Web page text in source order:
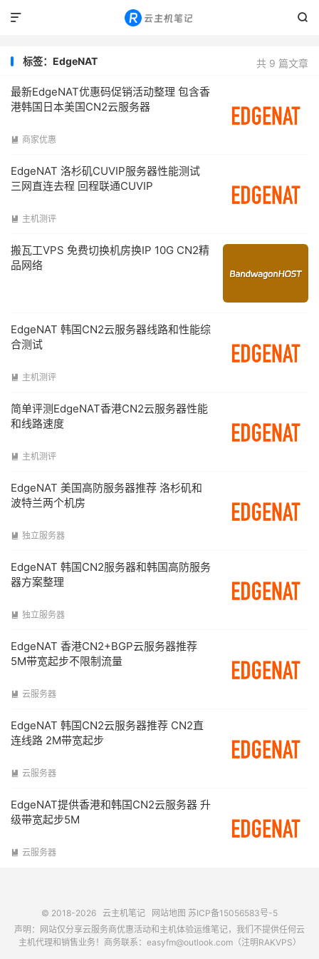


共 9 篇文章
标签：EdgeNAT
最新EdgeNAT优惠码促销活动整理 包含香
港韩国日本美国CN2云服务器
 商家优惠
EdgeNAT 洛杉矶CUVIP服务器性能测试
三网直连去程 回程联通CUVIP
 主机测评
搬瓦工VPS 免费切换机房换IP 10G CN2精
品网络
EdgeNAT 韩国CN2云服务器线路和性能综
合测试
 主机测评
简单评测EdgeNAT香港CN2云服务器性能
和线路速度
 主机测评
EdgeNAT 美国高防服务器推荐 洛杉矶和
波特兰两个机房
 独立服务器
EdgeNAT 韩国CN2服务器和韩国高防服务
器方案整理
 独立服务器
EdgeNAT 香港CN2+BGP云服务器推荐
5M带宽起步不限制流量
 云服务器
EdgeNAT 韩国CN2云服务器推荐 CN2直
连线路 2M带宽起步
 云服务器
EdgeNAT提供香港和韩国CN2云服务器 升
级带宽起步5M
 云服务器
© 2018-2026 云主机笔记 网站地图 苏ICP备15056583号-5
声明：网站仅分享云服务商优惠活动和主机体验运维笔记，我们不提供任何云
主机代理和销售业务！商务联系：easyfm@outlook.com（注明RAKVPS）